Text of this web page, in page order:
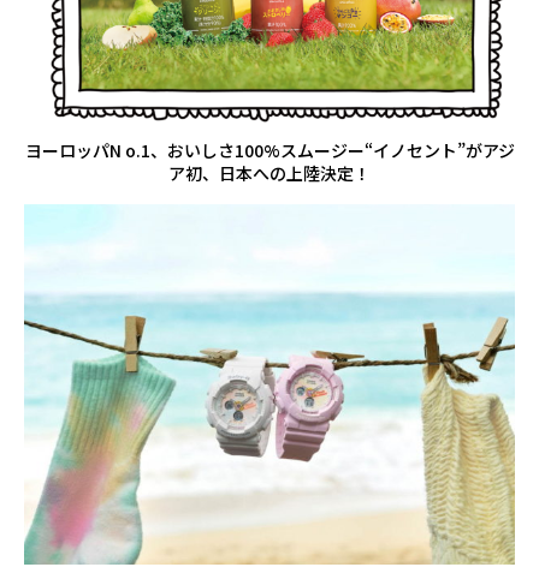
ヨーロッパN o.1、おいしさ100%スムージー“イノセント”がアジ
ア初、日本への上陸決定！